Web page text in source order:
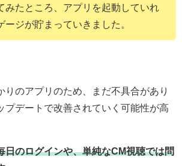
たところ、アプリを起動していれ
ージが貯まっていきました。
りのアプリのため、まだ不具合があり
プデートで改善されていく可能性が高
日のログインや、単純なCM視聴では問